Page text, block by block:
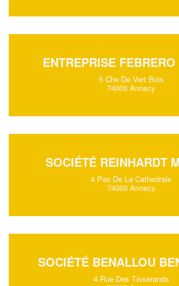
ENTREPRISE
5 Che De Vert Bois
74000 Annecy
SOCIÉTÉ REINHARDT
4 Pas De La Cathedrale
74000 Annecy
SOCIÉTÉ BENALLOU
4 Rue Des Tisserands